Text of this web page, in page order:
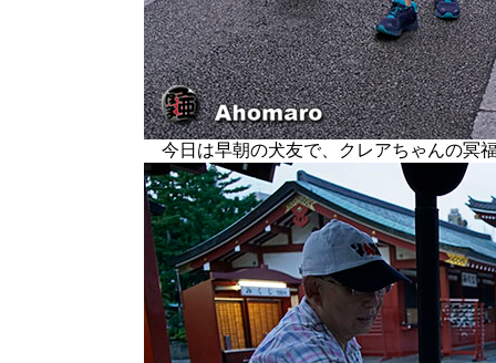
今日は早朝の犬友で、クレアちゃんの冥